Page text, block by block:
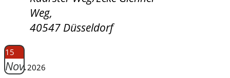
Weg,
40547 Düsseldorf
15
Nov.2026